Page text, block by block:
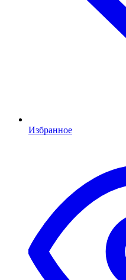
Избранное